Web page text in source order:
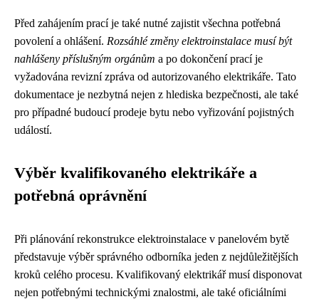
Před zahájením prací je také nutné zajistit všechna potřebná
povolení a ohlášení. Rozsáhlé změny elektroinstalace musí být
nahlášeny příslušným orgánům a po dokončení prací je
vyžadována revizní zpráva od autorizovaného elektrikáře. Tato
dokumentace je nezbytná nejen z hlediska bezpečnosti, ale také
pro případné budoucí prodeje bytu nebo vyřizování pojistných
událostí.
Výběr kvalifikovaného elektrikáře a
potřebná oprávnění
Při plánování rekonstrukce elektroinstalace v panelovém bytě
představuje výběr správného odborníka jeden z nejdůležitějších
kroků celého procesu. Kvalifikovaný elektrikář musí disponovat
nejen potřebnými technickými znalostmi, ale také oficiálními